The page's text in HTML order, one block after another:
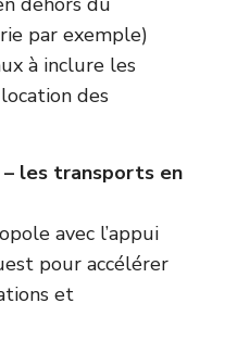
par exemple)
à inclure les
des
les transports en
avec l’appui
pour accélérer
et